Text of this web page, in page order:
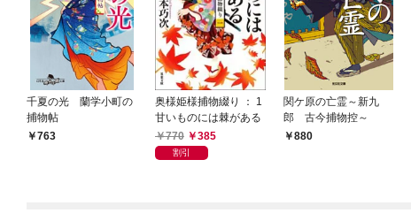
千夏の光 蘭学小町の
捕物帖
763
奥様姫様捕物綴り ： 1
甘いものには棘がある
770
385
割引
関ケ原の亡霊～新九
郎 古今捕物控～
880